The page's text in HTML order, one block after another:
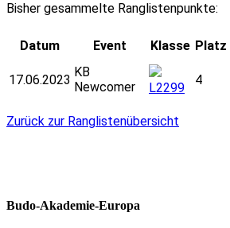
Bisher gesammelte Ranglistenpunkte:
Datum Event Klasse Platz
17.06.2023
KB
Newcomer
L2299
4
Zurück zur Ranglistenübersicht
Budo-Akademie-Europa